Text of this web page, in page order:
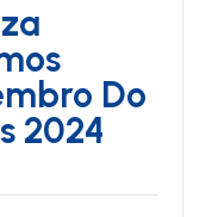
Do
2024